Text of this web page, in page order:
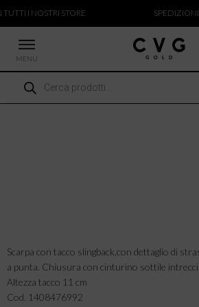
I NOSTRI STORE SPEDIZIONI
MENU
Ricerca
prodotti
ARRIVI
Scarpa con tacco slingback,con dettaglio di
a punta. Chiusura con cinturino sottile
Altezza tacco 11 cm
Cod. 1408476992